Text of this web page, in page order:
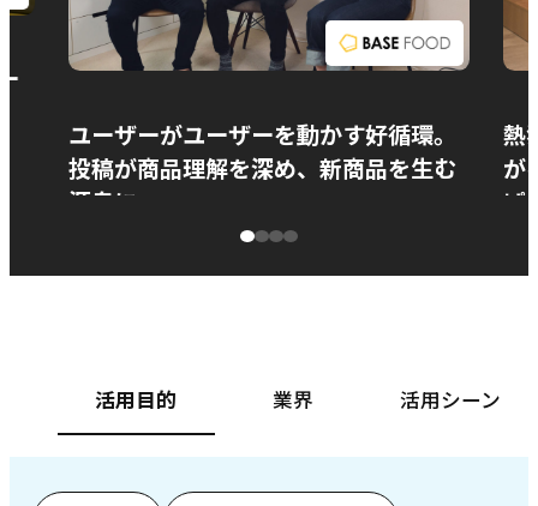
ユーザーがユーザーを動かす好循環。
投稿が商品理解を深め、新商品を生む
源泉に
熱
が
ぱ
活用目的 業界 活用シーン